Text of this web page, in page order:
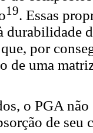
19. Essas
durabilidade
por
de uma
o PGA
de seu